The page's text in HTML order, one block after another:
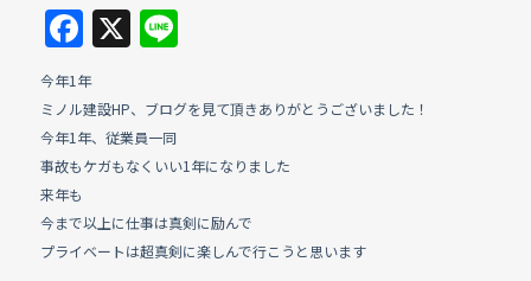
F
a
c
e
b
o
o
X Li
e
今年1年
ミノル建設HP、ブログを見て頂きありがとうございました！
今年1年、従業員一同
事故もケガもなくいい1年になりました
来年も
今まで以上に仕事は真剣に励んで
プライベートは超真剣に楽しんで行こうと思います